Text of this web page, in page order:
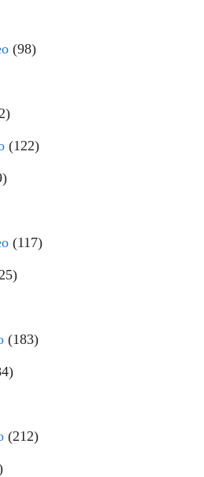
(98)
(122)
(117)
(183)
(212)